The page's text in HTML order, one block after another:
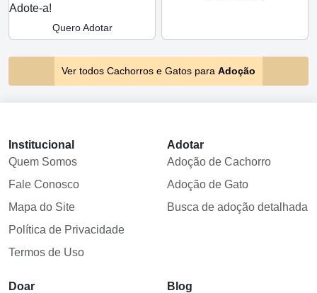
Adote-a!
Quero Adotar
Ver todos Cachorros e Gatos para Adoção
Institucional
Quem Somos
Fale Conosco
Mapa do Site
Política de Privacidade
Termos de Uso
Adotar
Adoção de Cachorro
Adoção de Gato
Busca de adoção detalhada
Doar
Blog